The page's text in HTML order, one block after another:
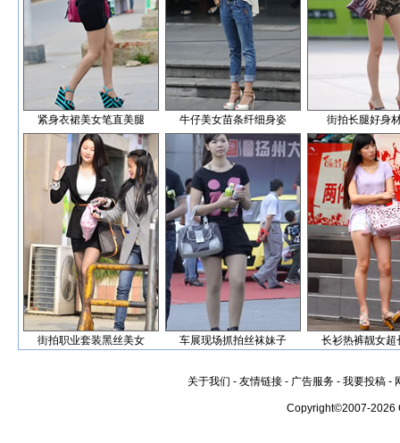
紧身衣裙美女笔直美腿 牛仔美女苗条纤细身姿 街拍长腿好身
街拍职业套装黑丝美女 车展现场抓拍丝袜妹子 长衫热裤靓女超
关于我们 - 友情链接 - 广告服务 - 我要投稿 -
Copyright©2007-2026